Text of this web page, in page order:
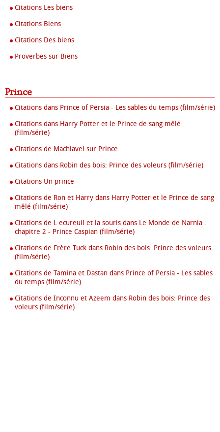
Citations Les biens
Citations Biens
Citations Des biens
Proverbes sur Biens
Prince
Citations dans Prince of Persia - Les sables du temps (film/série)
Citations dans Harry Potter et le Prince de sang mêlé
(film/série)
Citations de Machiavel sur Prince
Citations dans Robin des bois: Prince des voleurs (film/série)
Citations Un prince
Citations de Ron et Harry dans Harry Potter et le Prince de sang
mêlé (film/série)
Citations de L ecureuil et la souris dans Le Monde de Narnia :
chapitre 2 - Prince Caspian (film/série)
Citations de Frère Tuck dans Robin des bois: Prince des voleurs
(film/série)
Citations de Tamina et Dastan dans Prince of Persia - Les sables
du temps (film/série)
Citations de Inconnu et Azeem dans Robin des bois: Prince des
voleurs (film/série)